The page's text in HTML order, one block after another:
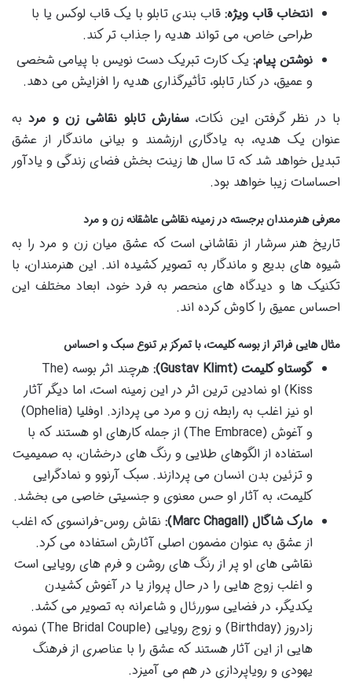
انتخاب قاب ویژه: قاب بندی تابلو با یک قاب لوکس یا با
طراحی خاص، می تواند هدیه را جذاب تر کند.
نوشتن پیام: یک کارت تبریک دست نویس با پیامی شخصی
و عمیق، در کنار تابلو، تأثیرگذاری هدیه را افزایش می دهد.
با در نظر گرفتن این نکات،سفارش تابلو نقاشی زن و مردبه
عنوان یک هدیه، به یادگاری ارزشمند و بیانی ماندگار از عشق
تبدیل خواهد شد که تا سال ها زینت بخش فضای زندگی و یادآور
احساسات زیبا خواهد بود.
معرفی هنرمندان برجسته در زمینه نقاشی عاشقانه زن و مرد
تاریخ هنر سرشار از نقاشانی است که عشق میان زن و مرد را به
شیوه های بدیع و ماندگار به تصویر کشیده اند. این هنرمندان، با
تکنیک ها و دیدگاه های منحصر به فرد خود، ابعاد مختلف این
احساس عمیق را کاوش کرده اند.
مثال هایی فراتر از بوسه کلیمت، با تمرکز بر تنوع سبک و احساس
گوستاو کلیمت (Gustav Klimt):
هرچند اثر بوسه (The
Kiss) او نمادین ترین اثر در این زمینه است، اما دیگر آثار
او نیز اغلب به رابطه زن و مرد می پردازد. اوفلیا (Ophelia)
و آغوش (The Embrace) از جمله کارهای او هستند که با
استفاده از الگوهای طلایی و رنگ های درخشان، به صمیمیت
و تزئین بدن انسان می پردازند. سبک آرنوو و نمادگرایی
کلیمت، به آثار او حس معنوی و جنسیتی خاصی می بخشد.
مارک شاگال (Marc Chagall):
نقاش روس-فرانسوی که اغلب
از عشق به عنوان مضمون اصلی آثارش استفاده می کرد.
نقاشی های او پر از رنگ های روشن و فرم های رویایی است
و اغلب زوج هایی را در حال پرواز یا در آغوش کشیدن
یکدیگر، در فضایی سوررئال و شاعرانه به تصویر می کشد.
زادروز (Birthday) و زوج رویایی (The Bridal Couple) نمونه
هایی از این آثار هستند که عشق را با عناصری از فرهنگ
یهودی و رویاپردازی در هم می آمیزد.